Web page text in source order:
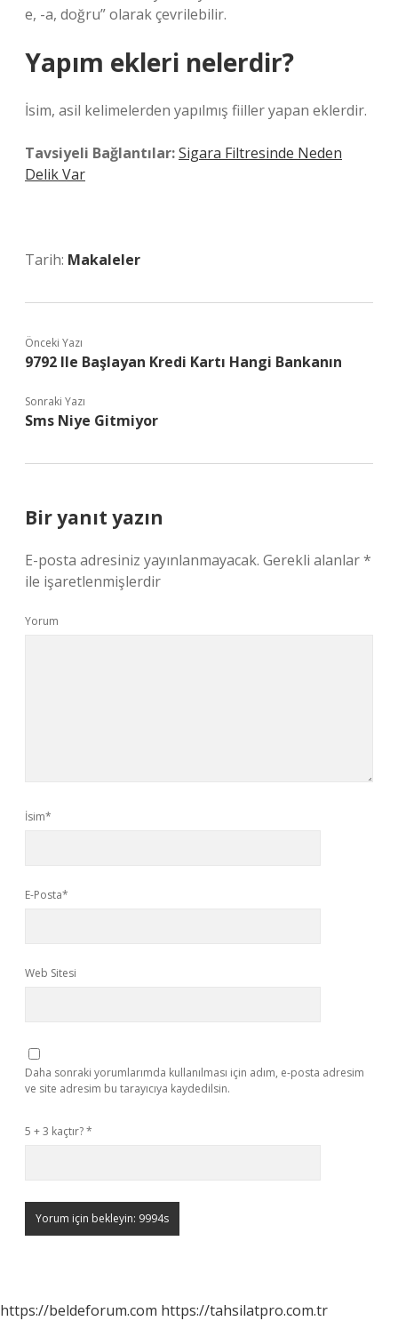
e, -a, doğru” olarak çevrilebilir.
Yapım ekleri nelerdir?
İsim, asil kelimelerden yapılmış fiiller yapan eklerdir.
Tavsiyeli Bağlantılar:Sigara Filtresinde Neden
Delik Var
Tarih: Makaleler
Önceki Yazı
9792 Ile Başlayan Kredi Kartı Hangi Bankanın
Sonraki Yazı
Sms Niye Gitmiyor
Bir yanıt yazın
E-posta adresiniz yayınlanmayacak. Gerekli alanlar*
ile işaretlenmişlerdir
Yorum
İsim*
E-Posta*
Web Sitesi
Daha sonraki yorumlarımda kullanılması için adım, e-posta adresim
ve site adresim bu tarayıcıya kaydedilsin.
5 + 3 kaçtır?*
https://beldeforum.com https://tahsilatpro.com.tr